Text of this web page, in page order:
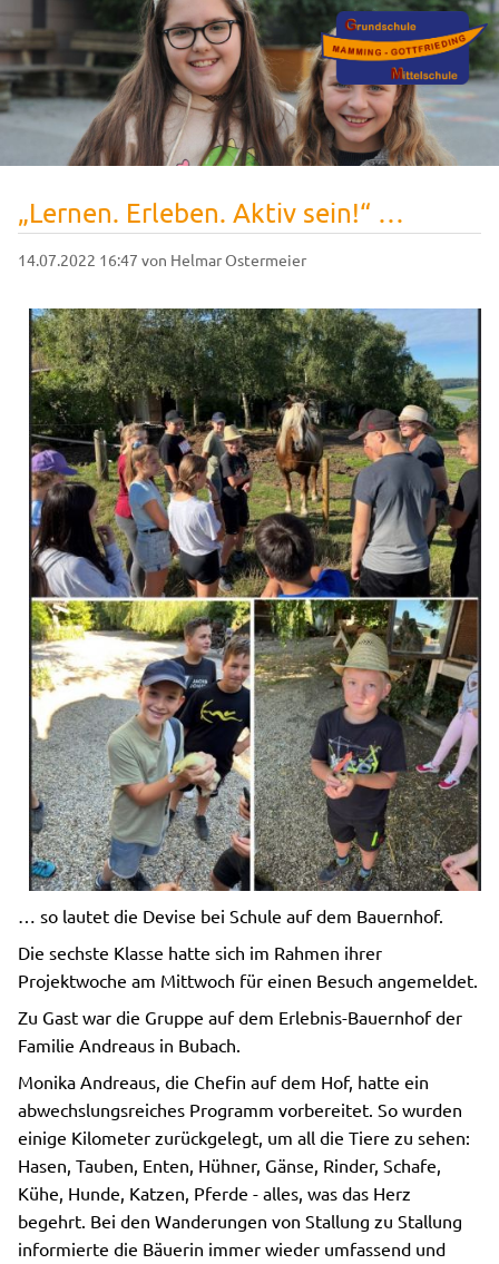
„Lernen. Erleben. Aktiv sein!“ …
14.07.2022 16:47 von Helmar Ostermeier
… so lautet die Devise bei Schule auf dem Bauernhof.
Die sechste Klasse hatte sich im Rahmen ihrer
Projektwoche am Mittwoch für einen Besuch angemeldet.
Zu Gast war die Gruppe auf dem Erlebnis-Bauernhof der
Familie Andreaus in Bubach.
Monika Andreaus, die Chefin auf dem Hof, hatte ein
abwechslungsreiches Programm vorbereitet. So wurden
einige Kilometer zurückgelegt, um all die Tiere zu sehen:
Hasen, Tauben, Enten, Hühner, Gänse, Rinder, Schafe,
Kühe, Hunde, Katzen, Pferde - alles, was das Herz
begehrt. Bei den Wanderungen von Stallung zu Stallung
informierte die Bäuerin immer wieder umfassend und